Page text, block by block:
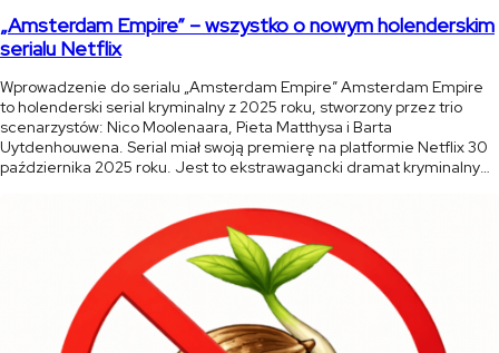
„Amsterdam Empire” – wszystko o nowym holenderskim
serialu Netflix
Wprowadzenie do serialu „Amsterdam Empire” Amsterdam Empire
to holenderski serial kryminalny z 2025 roku, stworzony przez trio
scenarzystów: Nico Moolenaara, Pieta Matthysa i Barta
Uytdenhouwena. Serial miał swoją premierę na platformie Netflix 30
października 2025 roku. Jest to ekstrawagancki dramat kryminalny
konopnej. Serial łączy w sobie elementy dramatu rodzinnego, […]